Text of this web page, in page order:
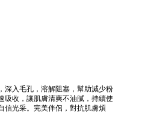
深入毛孔，溶解阻塞，幫助減少粉
吸收，讓肌膚清爽不油膩，持續使
信光采。完美伴侶，對抗肌膚煩